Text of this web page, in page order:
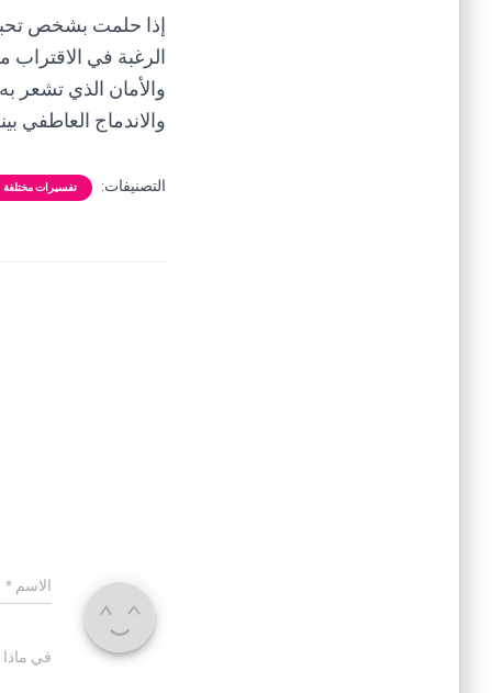
إذا حلمت بشخص
الرغبة في
والأمان الذي
والاندماج العاطفي
التصنيفات: تفسيرات مختلفة
الاسم *
في